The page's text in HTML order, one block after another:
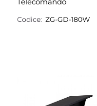
Codice: ZG-GD-180W